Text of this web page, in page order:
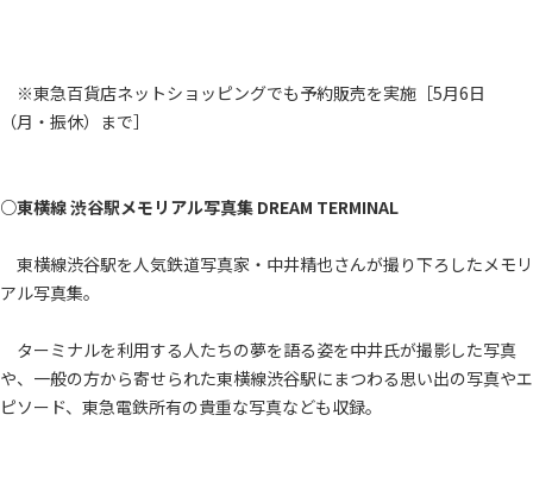
※東急百貨店ネットショッピングでも予約販売を実施［5月6日
（月・振休）まで］
○東横線 渋谷駅メモリアル写真集 DREAM TERMINAL
東横線渋谷駅を人気鉄道写真家・中井精也さんが撮り下ろしたメモリ
アル写真集。
ターミナルを利用する人たちの夢を語る姿を中井氏が撮影した写真
や、一般の方から寄せられた東横線渋谷駅にまつわる思い出の写真やエ
ピソード、東急電鉄所有の貴重な写真なども収録。